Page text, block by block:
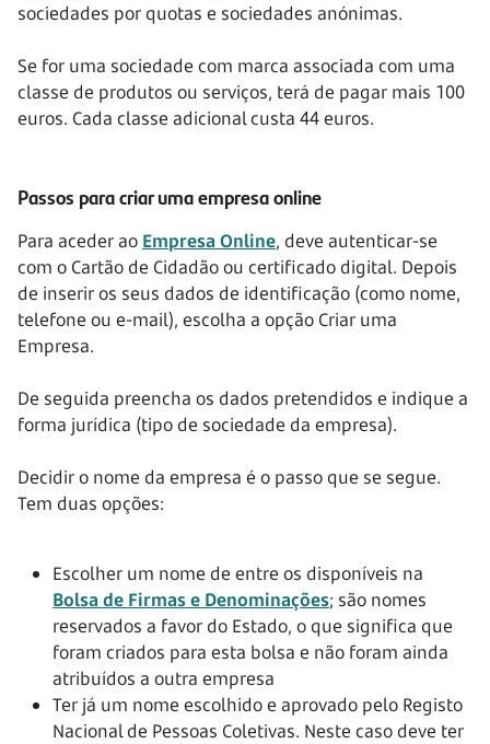
sociedades por quotas e sociedades anónimas.
Se for uma sociedade com marca associada com uma
classe de produtos ou serviços, terá de pagar mais 100
euros. Cada classe adicional custa 44 euros.
Passos para criar uma empresa online
Para aceder ao Empresa Online, deve autenticar-se
com o Cartão de Cidadão ou certificado digital. Depois
de inserir os seus dados de identificação (como nome,
telefone ou e-mail), escolha a opção Criar uma
Empresa.
De seguida preencha os dados pretendidos e indique a
forma jurídica (tipo de sociedade da empresa).
Decidir o nome da empresa é o passo que se segue.
Tem duas opções:
Escolher um nome de entre os disponíveis na
Bolsa de Firmas e Denominações; são nomes
reservados a favor do Estado, o que significa que
foram criados para esta bolsa e não foram ainda
atribuídos a outra empresa
Ter já um nome escolhido e aprovado pelo Registo
Nacional de Pessoas Coletivas. Neste caso deve ter